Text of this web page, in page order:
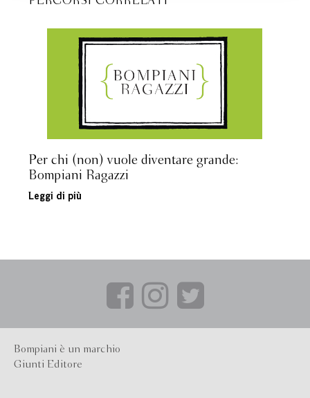
Per chi (non) vuole diventare grande:
Bompiani Ragazzi
Leggi di più
Bompiani è un marchio
Giunti Editore